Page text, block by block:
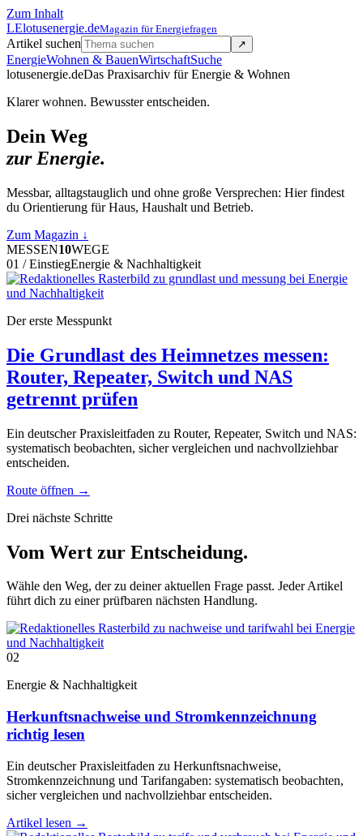
Zum Inhalt
LElotusenergie.deMagazin für Energiefragen
Artikel suchen ↗
EnergieWohnen & BauenWirtschaftSuche
lotusenergie.deDas Praxisarchiv für Energie & Wohnen
Klarer wohnen. Bewusster entscheiden.
Dein Weg
zur Energie.
Messbar, alltagstauglich und ohne große Versprechen: Hier findest
du Orientierung für Haus, Haushalt und Betrieb.
Zum Magazin ↓
MESSEN10WEGE
01 / EinstiegEnergie & Nachhaltigkeit
Der erste Messpunkt
Die Grundlast des Heimnetzes messen:
Router, Repeater, Switch und NAS
getrennt prüfen
Ein deutscher Praxisleitfaden zu Router, Repeater, Switch und NAS:
systematisch beobachten, sicher vergleichen und nachvollziehbar
entscheiden.
Route öffnen →
Drei nächste Schritte
Vom Wert zur Entscheidung.
Wähle den Weg, der zu deiner aktuellen Frage passt. Jeder Artikel
führt dich zu einer prüfbaren nächsten Handlung.
02
Energie & Nachhaltigkeit
Herkunftsnachweise und Stromkennzeichnung
richtig lesen
Ein deutscher Praxisleitfaden zu Herkunftsnachweise,
Stromkennzeichnung und Tarifangaben: systematisch beobachten,
sicher vergleichen und nachvollziehbar entscheiden.
Artikel lesen →